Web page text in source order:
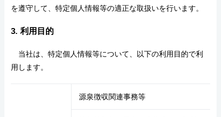
を遵守して、特定個人情報等の適正な取扱いを行います。
3. 利用目的
当社は、特定個人情報等について、以下の利用目的で利
用します。
源泉徴収関連事務等